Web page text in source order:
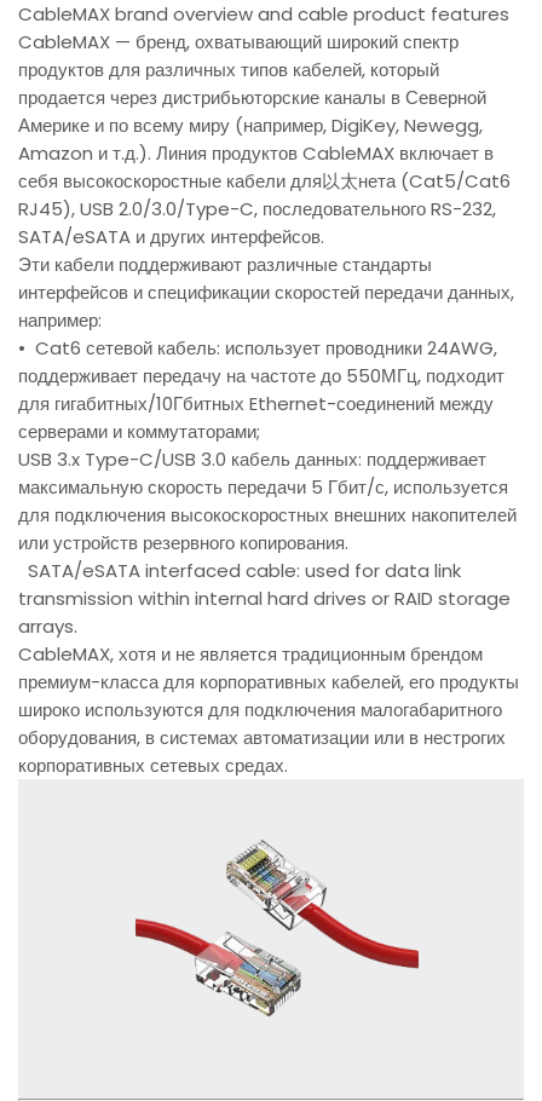
CableMAX brand overview and cable product features
CableMAX — бренд, охватывающий широкий спектр
продуктов для различных типов кабелей, который
продается через дистрибьюторские каналы в Северной
Америке и по всему миру (например, DigiKey, Newegg,
Amazon и т.д.). Линия продуктов CableMAX включает в
себя высокоскоростные кабели для以太нета (Cat5/Cat6
RJ45), USB 2.0/3.0/Type-C, последовательного RS-232,
SATA/eSATA и других интерфейсов.
Эти кабели поддерживают различные стандарты
интерфейсов и спецификации скоростей передачи данных,
например:
• Cat6 сетевой кабель: использует проводники 24AWG,
поддерживает передачу на частоте до 550МГц, подходит
для гигабитных/10Гбитных Ethernet-соединений между
серверами и коммутаторами;
USB 3.x Type-C/USB 3.0 кабель данных: поддерживает
максимальную скорость передачи 5 Гбит/с, используется
для подключения высокоскоростных внешних накопителей
или устройств резервного копирования.
SATA/eSATA interfaced cable: used for data link
transmission within internal hard drives or RAID storage
arrays.
CableMAX, хотя и не является традиционным брендом
премиум-класса для корпоративных кабелей, его продукты
широко используются для подключения малогабаритного
оборудования, в системах автоматизации или в нестрогих
корпоративных сетевых средах.